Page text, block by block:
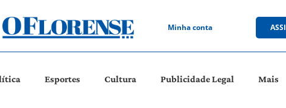
Minha conta
Esportes Cultura Publicidade Legal Mais